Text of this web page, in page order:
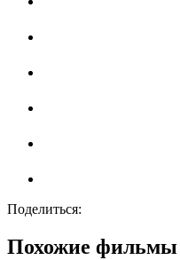
Поделиться:
Похожие фильмы